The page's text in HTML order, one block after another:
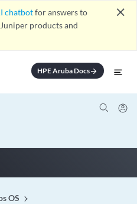
chatbotfor answers to
products and
close
HPE Aruba Docsarrow_forward
OS